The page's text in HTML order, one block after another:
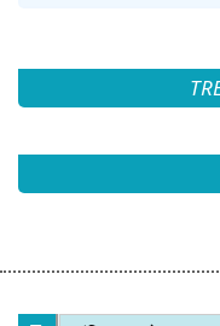
अपराध है। दीपा शर्मा ने
द्वारा लखनऊ रेंज के आईजी की
फॉरेंसिक ऑडिट की तैनाती का
बेनामी संपत्तियों को पूरी तरह